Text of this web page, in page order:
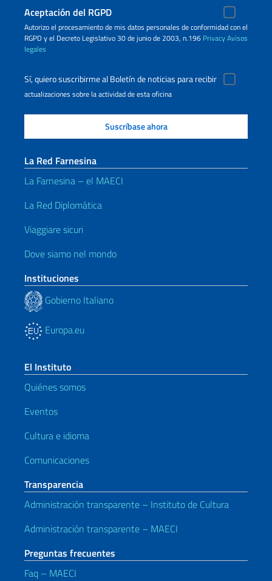
Aceptación del RGPD
Autorizo ​​el procesamiento de mis datos personales de conformidad con el
RGPD y el Decreto Legislativo 30 de junio de 2003, n.196 PrivacyAvisos
legales
Sí, quiero suscribirme al Boletín de noticias para recibir
actualizaciones sobre la actividad de esta oficina
La Red Farnesina
La Farnesina – el MAECI
La Red Diplomática
Viaggiare sicuri
Dove siamo nel mondo
Instituciones
Gobierno Italiano
Europa.eu
El Instituto
Quiénes somos
Eventos
Cultura e idioma
Comunicaciones
Transparencia
Administración transparente – Instituto de Cultura
Administración transparente – MAECI
Preguntas frecuentes
Faq – MAECI